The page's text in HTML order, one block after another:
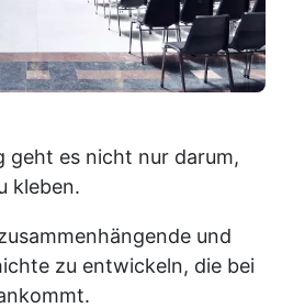
geht es nicht nur darum,
kleben.
und
zu entwickeln, die bei